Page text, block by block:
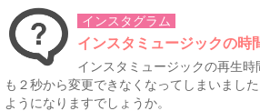
インスタグラム
インスタミュージックの時
インスタミュージックの再生
も２秒から変更できなくなってしまいまし
ようになりますでしょうか。